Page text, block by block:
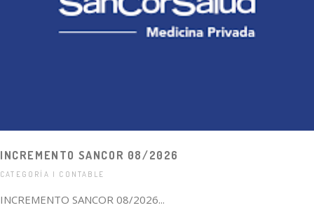
INCREMENTO SANCOR 08/2026
CATEGORÍA | CONTABLE
INCREMENTO SANCOR 08/2026...